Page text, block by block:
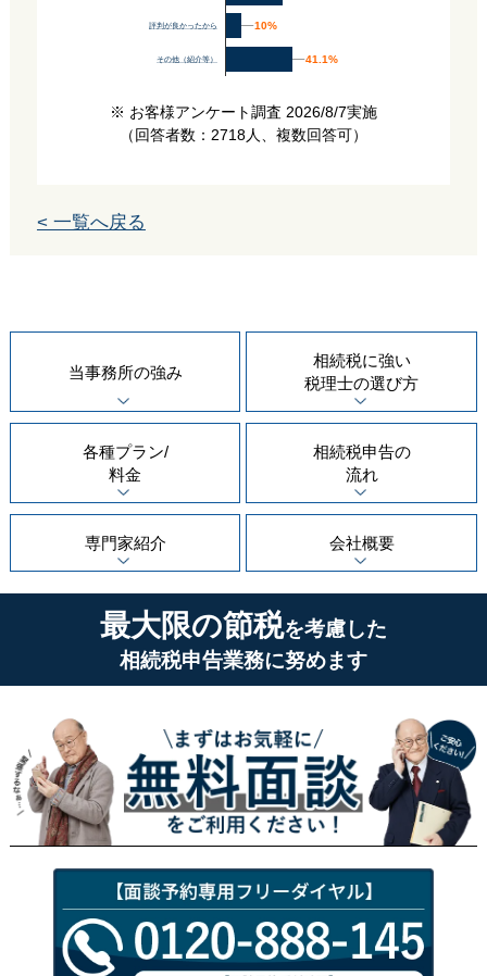
評判が良かったから
その他（紹介等）
10%
10%
41.1%
41.1%
※ お客様アンケート調査 2026/8/7実施
（回答者数：2718人、複数回答可）
< 一覧へ戻る
当事務所の強み
相続税に強い
税理士の選び方
各種プラン/
料金
相続税申告の
流れ
専門家紹介 会社概要
最大限の節税を考慮した
相続税申告業務に努めます